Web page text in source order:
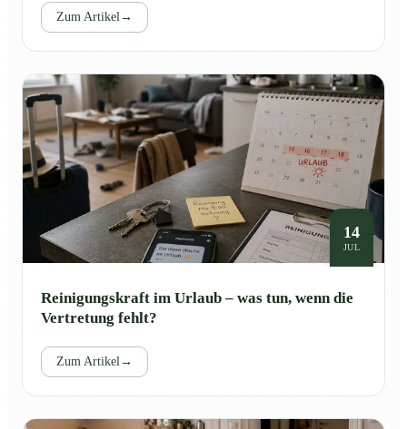
Zum Artikel→
14
JUL
Reinigungskraft im Urlaub – was tun, wenn die
Vertretung fehlt?
Zum Artikel→